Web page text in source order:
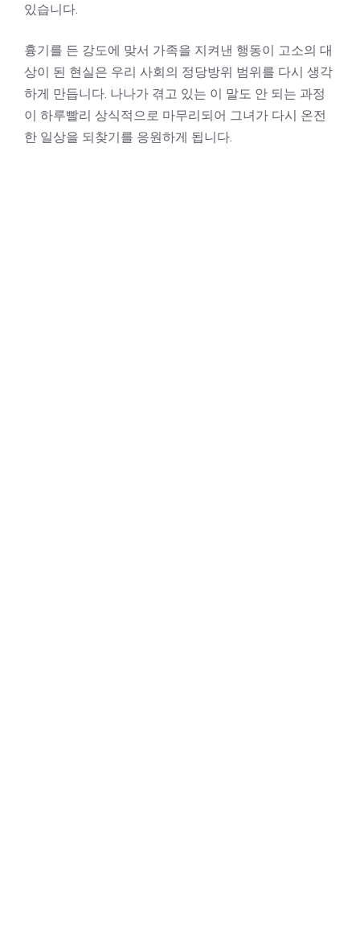
있습니다.
흉기를 든 강도에 맞서 가족을 지켜낸 행동이 고소의 대
상이 된 현실은 우리 사회의 정당방위 범위를 다시 생각
하게 만듭니다. 나나가 겪고 있는 이 말도 안 되는 과정
이 하루빨리 상식적으로 마무리되어 그녀가 다시 온전
한 일상을 되찾기를 응원하게 됩니다.